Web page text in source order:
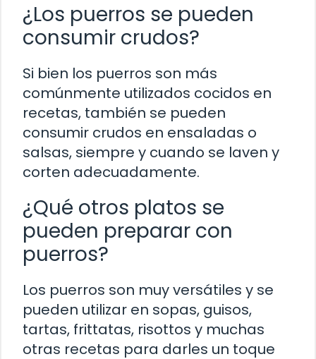
¿Los puerros se pueden
consumir crudos?
Si bien los puerros son más
comúnmente utilizados cocidos en
recetas, también se pueden
consumir crudos en ensaladas o
salsas, siempre y cuando se laven y
corten adecuadamente.
¿Qué otros platos se
pueden preparar con
puerros?
Los puerros son muy versátiles y se
pueden utilizar en sopas, guisos,
tartas, frittatas, risottos y muchas
otras recetas para darles un toque